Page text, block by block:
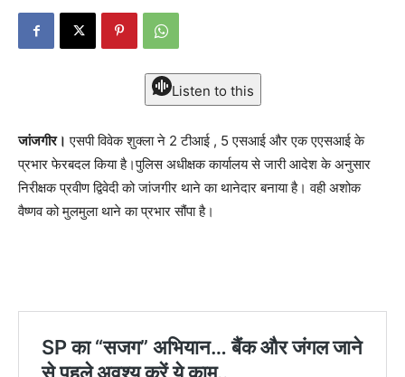
Listen to this
जांजगीर। एसपी विवेक शुक्ला ने 2 टीआई , 5 एसआई और एक एएसआई के
प्रभार फेरबदल किया है।पुलिस अधीक्षक कार्यालय से जारी आदेश के अनुसार
निरीक्षक प्रवीण द्विवेदी को जांजगीर थाने का थानेदार बनाया है। वही अशोक
वैष्णव को मुलमुला थाने का प्रभार सौंपा है।